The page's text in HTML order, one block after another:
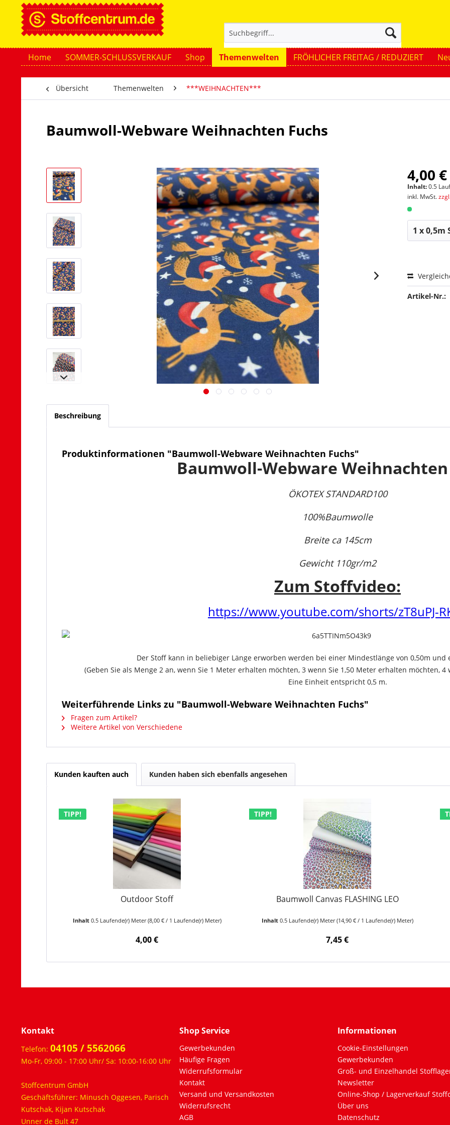
Home SOMMER-SCHLUSSVERKAUF Shop Themenwelten FRÖHLICHER FREITAG / REDUZIERT
Übersicht Themenwelten ***WEIHNACHTEN***
Baumwoll-Webware Weihnachten Fuchs
4,00 €
Inhalt:0.5
inkl. MwSt.
Artikel-Nr.:
Beschreibung
Produktinformationen "Baumwoll-Webware Weihnachten Fuchs"
Baumwoll-Webware Weihnachten
ÖKOTEX STANDARD100
100%Baumwolle
Breite ca 145cm
Gewicht 110gr/m2
Zum Stoffvideo:
https://www.youtube.com/shorts/zT8uPJ-
Der Stoff kann in beliebiger Länge erworben werden bei einer Mindestlänge von 0,50m und
(Geben Sie als Menge 2 an, wenn Sie 1 Meter erhalten möchten, 3 wenn Sie 1,50 Meter erhalten möchten,
Eine Einheit entspricht 0,5 m.
Weiterführende Links zu "Baumwoll-Webware Weihnachten Fuchs"
Fragen zum Artikel?
Weitere Artikel von Verschiedene
Kunden kauften auch Kunden haben sich ebenfalls angesehen
TIPP!
Outdoor Stoff
Inhalt 0.5 Laufende(r) Meter(8,00 € / 1 Laufende(r) Meter)
4,00 €
TIPP!
Baumwoll Canvas FLASHING LEO
Inhalt 0.5 Laufende(r) Meter(14,90 € / 1 Laufende(r) Meter)
7,45 €
Kontakt
Telefon: 04105 / 5562066
Mo-Fr, 09:00 - 17:00 Uhr/ Sa: 10:00-16:00 Uhr
Stoffcentrum GmbH
Geschäftsführer: Minusch Oggesen, Parisch
Kutschak, Kijan Kutschak
Unner de Bult 47
Shop Service
Gewerbekunden
Häufige Fragen
Widerrufsformular
Kontakt
Versand und Versandkosten
Widerrufsrecht
AGB
Informationen
Cookie-Einstellungen
Gewerbekunden
Groß- und Einzelhandel
Newsletter
Online-Shop / Lagerverkauf
Über uns
Datenschutz